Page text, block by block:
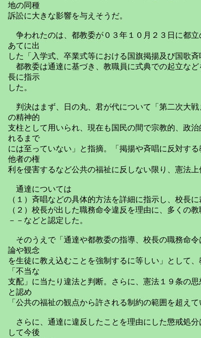
地の同種
訴訟に大きな影響を与えそうだ。
争われたのは、都教委が０３年１０月２３日に都
あてに出
した「入学式、卒業式等における国旗掲揚及び国歌斉
都教委は通達に基づき、教職員に式典での起立な
長に指示
した。
判決はまず、日の丸、君が代について「第二次大
の精神的
支柱として用いられ、現在も国民の間で宗教的、政
れるまで
には至っていない」と指摘。「掲揚や斉唱に反対する
他者の権
利を侵害するなど公共の福祉に反しない限り、憲法上
通達については
（１）斉唱などの具体的方法を詳細に指示し、校長に
（２）校長が出した職務命令違反を理由に、多くの
－－などと認定した。
そのうえで「通達や都教委の指導、校長の職務命
論や観念
を生徒に教え込むことを強制するに等しい」として
「不当な
支配」に当たり違法と判断。さらに、憲法１９条の思
と認め
「公共の福祉の観点から許される制約の範囲を超えて
さらに、通達に違反したことを理由にした懲戒処分
して今後